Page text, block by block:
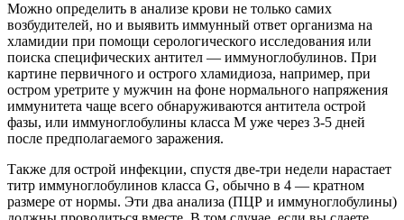
Можно определить в анализе крови не только самих
возбудителей, но и выявить иммунный ответ организма на
хламидии при помощи серологического исследования или
поиска специфических антител — иммуноглобулинов. При
картине первичного и острого хламидиоза, например, при
остром уретрите у мужчин на фоне нормального напряжения
иммунитета чаще всего обнаруживаются антитела острой
фазы, или иммуноглобулины класса М уже через 3-5 дней
после предполагаемого заражения.
Также для острой инфекции, спустя две-три недели нарастает
титр иммуноглобулинов класса G, обычно в 4 — кратном
размере от нормы. Эти два анализа (ПЦР и иммуноглобулины)